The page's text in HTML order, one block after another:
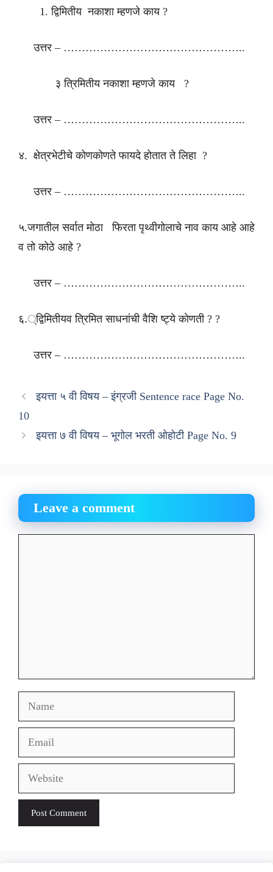
द्विमितीय नकाशा म्हणजे काय ?
उत्तर – …………………………………………..
३ त्रिमितीय नकाशा म्हणजे काय ?
उत्तर – …………………………………………..
४. क्षेत्रभेटीचे कोणकोणते फायदे होतात ते लिहा ?
उत्तर – …………………………………………..
५.जगातील सर्वात मोठा फिरता पृथ्वीगोलाचे नाव काय आहे आहे
व तो कोठे आहे ?
उत्तर – …………………………………………..
६.्द्विमितीयव त्रिमित साधनांची वैशि ष्ट्ये काेणती ? ?
उत्तर – …………………………………………..
इयत्ता ५ वी विषय – इंग्रजी Sentence race Page No.
10
इयत्ता ७ वी विषय – भूगोल भरती ओहोटी Page No. 9
Leave a comment
Name
Email
Website